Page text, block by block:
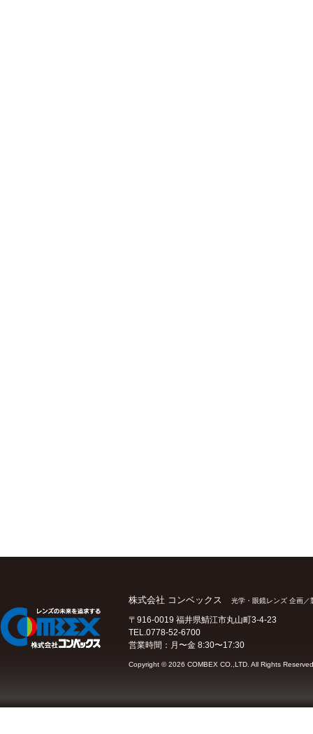
株式会社 コンベックス 光学・眼鏡レンズ 企画／
〒916-0019 福井県鯖江市丸山町3-4-23
TEL.0778-52-6700
営業時間：月〜金 8:30〜17:30
Copyright ©2026 COMBEX CO.,LTD. All Rights